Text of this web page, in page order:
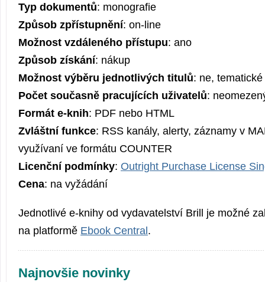
Typ dokumentů: monografie
Způsob zpřístupnění: on-line
Možnost vzdáleného přístupu: ano
Způsob získání: nákup
Možnost výběru jednotlivých titulů: ne,
Počet současně pracujících uživatelů:
Formát e-knih: PDF nebo HTML
Zvláštní funkce: RSS kanály, alerty, záznamy v
využívaní ve formátu COUNTER
Licenční podmínky: Outright Purchase License
Cena: na vyžádání
Jednotlivé e-knihy od vydavatelství Brill je možné
na platformě Ebook Central.
Najnovšie novinky